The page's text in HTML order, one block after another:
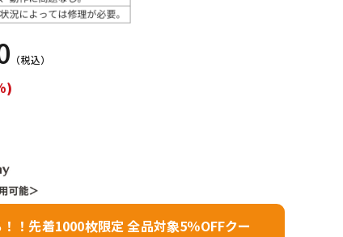
機器
（税込）
！先着1000枚限定 全品対象5％OFFクー